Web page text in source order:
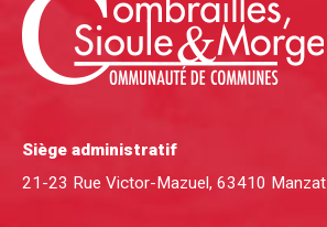
Siège administratif
21-23 Rue Victor-Mazuel, 63410 Manzat